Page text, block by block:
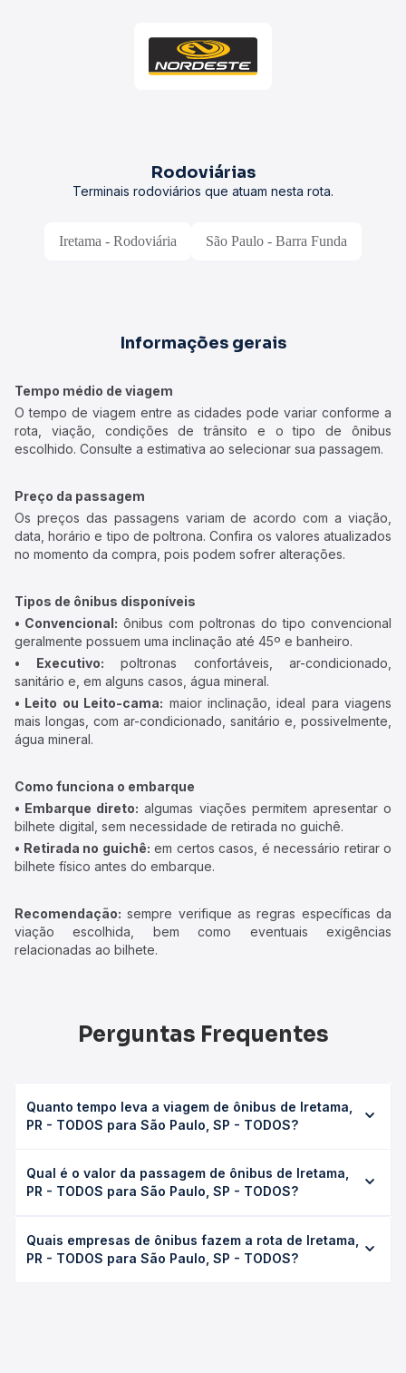
Rodoviárias
Terminais rodoviários que atuam nesta rota.
Iretama - Rodoviária São Paulo - Barra Funda
Informações gerais
Tempo médio de viagem
O tempo de viagem entre as cidades pode variar conforme a
rota, viação, condições de trânsito e o tipo de ônibus
escolhido. Consulte a estimativa ao selecionar sua passagem.
Preço da passagem
Os preços das passagens variam de acordo com a viação,
data, horário e tipo de poltrona. Confira os valores atualizados
no momento da compra, pois podem sofrer alterações.
Tipos de ônibus disponíveis
• Convencional: ônibus com poltronas do tipo convencional
geralmente possuem uma inclinação até 45º e banheiro.
• Executivo: poltronas confortáveis, ar-condicionado,
sanitário e, em alguns casos, água mineral.
• Leito ou Leito-cama: maior inclinação, ideal para viagens
mais longas, com ar-condicionado, sanitário e, possivelmente,
água mineral.
Como funciona o embarque
• Embarque direto: algumas viações permitem apresentar o
bilhete digital, sem necessidade de retirada no guichê.
• Retirada no guichê: em certos casos, é necessário retirar o
bilhete físico antes do embarque.
Recomendação: sempre verifique as regras específicas da
viação escolhida, bem como eventuais exigências
relacionadas ao bilhete.
Perguntas Frequentes
Quanto tempo leva a viagem de ônibus de Iretama,
PR - TODOS para São Paulo, SP - TODOS?
Paulo, SP - TODOS leva em média 14h 40min, podendo
variar conforme a viação, o tipo de serviço (convencional,
duração exata de cada opção na data desejada.
Qual é o valor da passagem de ônibus de Iretama,
PR - TODOS para São Paulo, SP - TODOS?
para São Paulo, SP - TODOS custa em média R$ 295,30 e
varia conforme a data da viagem, a empresa, o tipo de
Quais empresas de ônibus fazem a rota de Iretama,
PR - TODOS para São Paulo, SP - TODOS?